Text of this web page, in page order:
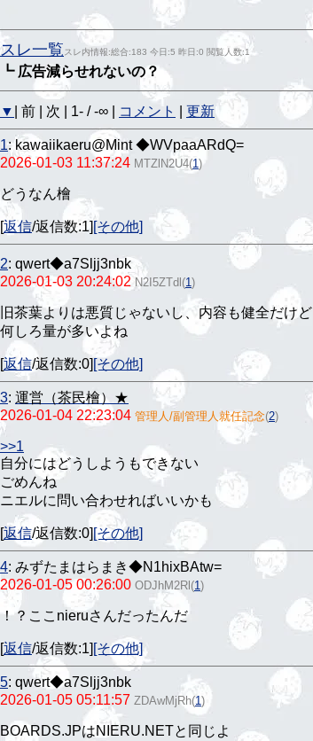
スレ一覧 スレ内情報:総合:183 今日:5 昨日:0 閲覧人数:1
┗ 広告減らせれないの？
▼ | 前 | 次 | 1- / -∞ | コメント 更新
1:kawaiikaeru@Mint ◆WVpaaARdQ=
2026-01-03 11:37:24 MTZlN2U4(1)
どうなん檜
[返信/返信数:1] [その他]
2: qwert◆a7Sljj3nbk
2026-01-03 20:24:02 N2I5ZTdl (1)
旧茶葉よりは悪質じゃないし、内容も健全だけど
何しろ量が多いよね
[返信/返信数:0] [その他]
3: 運営（茶民檜）★
2026-01-04 22:23:04 管理人/副管理人就任記念(2)
>>1
自分にはどうしようもできない
ごめんね
ニエルに問い合わせればいいかも
[返信/返信数:0] [その他]
4: みずたまはらまき◆N1hixBAtw=
2026-01-05 00:26:00 ODJhM2Rl (1)
！？ここnieruさんだったんだ
[返信/返信数:1] [その他]
5: qwert◆a7Sljj3nbk
2026-01-05 05:11:57 ZDAwMjRh(1)
BOARDS.JPはNIERU.NETと同じよ